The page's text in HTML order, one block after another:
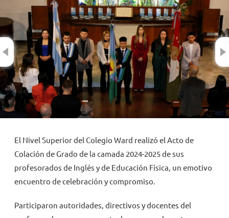
COMUNIDAD
AGENDA
NOVEDADES
TRABAJAR AQUÍ
Previous
El Nivel Superior del Colegio Ward realizó el Acto de
Colación de Grado de la camada 2024-2025 de sus
profesorados de Inglés y de Educación Física, un emotivo
encuentro de celebración y compromiso.
Participaron autoridades, directivos y docentes del